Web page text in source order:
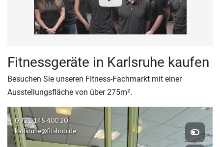
Fitnessgeräte in Karlsruhe kaufen
Besuchen Sie unseren Fitness-Fachmarkt mit einer
Ausstellungsfläche von über 275m².